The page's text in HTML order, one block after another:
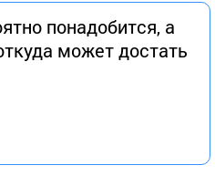
понадобится, а
может достать